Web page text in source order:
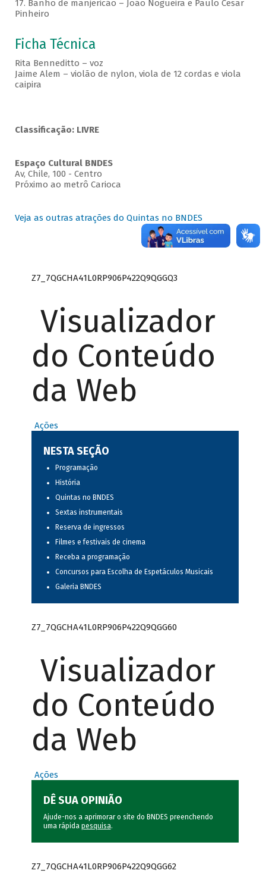
17. Banho de manjericão – João Nogueira e Paulo Cesar
Pinheiro
Ficha Técnica
Rita Benneditto – voz
Jaime Alem – violão de nylon, viola de 12 cordas e viola
caipira
Classificação: LIVRE
Espaço Cultural BNDES
Av, Chile, 100 - Centro
Próximo ao metrô Carioca
Veja as outras atrações do Quintas no BNDES
Z7_7QGCHA41L0RP906P422Q9QGGQ3
Visualizador
do Conteúdo
da Web
Ações
NESTA SEÇÃO
Programação
História
Quintas no BNDES
Sextas instrumentais
Reserva de ingressos
Filmes e festivais de cinema
Receba a programação
Concursos para Escolha de Espetáculos Musicais
Galeria BNDES
Z7_7QGCHA41L0RP906P422Q9QGG60
Visualizador
do Conteúdo
da Web
Ações
DÊ SUA OPINIÃO
Ajude-nos a aprimorar o site do BNDES preenchendo
uma rápida pesquisa.
Z7_7QGCHA41L0RP906P422Q9QGG62